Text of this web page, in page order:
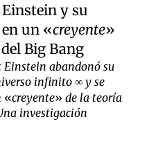
y su
un
creyente
Big Bang
Einstein abandonó su
infinito ∞ y se
creyente
de la teoría
investigación